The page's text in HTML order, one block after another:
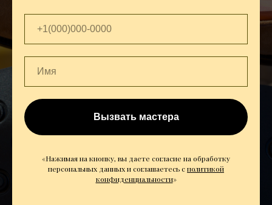
Вызвать мастера
«Нажимая на кнопку, вы даете согласие на обработку
персональных данных и соглашаетесь cполитикой
конфиденциальности»